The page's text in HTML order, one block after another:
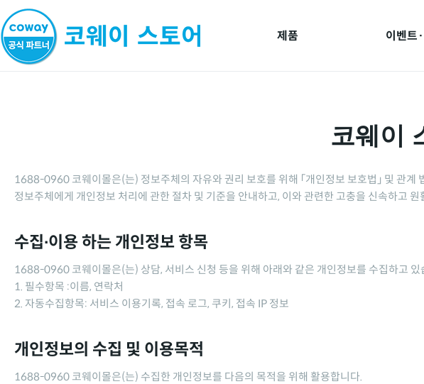
제품 이벤트
코웨이
1688-0960 코웨이몰은(는) 정보주체의 자유와 권리 보호를 위해 「개인정보 보호법」 및 관
정보주체에게 개인정보 처리에 관한 절차 및 기준을 안내하고, 이와 관련한 고충을 신속하고
수집∙이용 하는 개인정보 항목
1688-0960 코웨이몰은(는) 상담, 서비스 신청 등을 위해 아래와 같은 개인정보를 수집하고 있
1. 필수항목 :이름, 연락처
2. 자동수집항목: 서비스 이용기록, 접속 로그, 쿠키, 접속 IP 정보
개인정보의 수집 및 이용목적
1688-0960 코웨이몰은(는) 수집한 개인정보를 다음의 목적을 위해 활용합니다.